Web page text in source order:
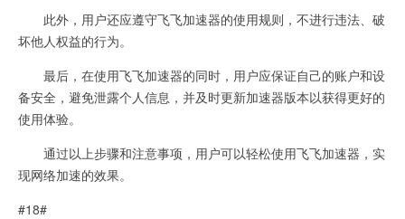
此外，用户还应遵守飞飞加速器的使用规则，不进行违法、破
坏他人权益的行为。
最后，在使用飞飞加速器的同时，用户应保证自己的账户和设
备安全，避免泄露个人信息，并及时更新加速器版本以获得更好的
使用体验。
通过以上步骤和注意事项，用户可以轻松使用飞飞加速器，实
现网络加速的效果。
#18#